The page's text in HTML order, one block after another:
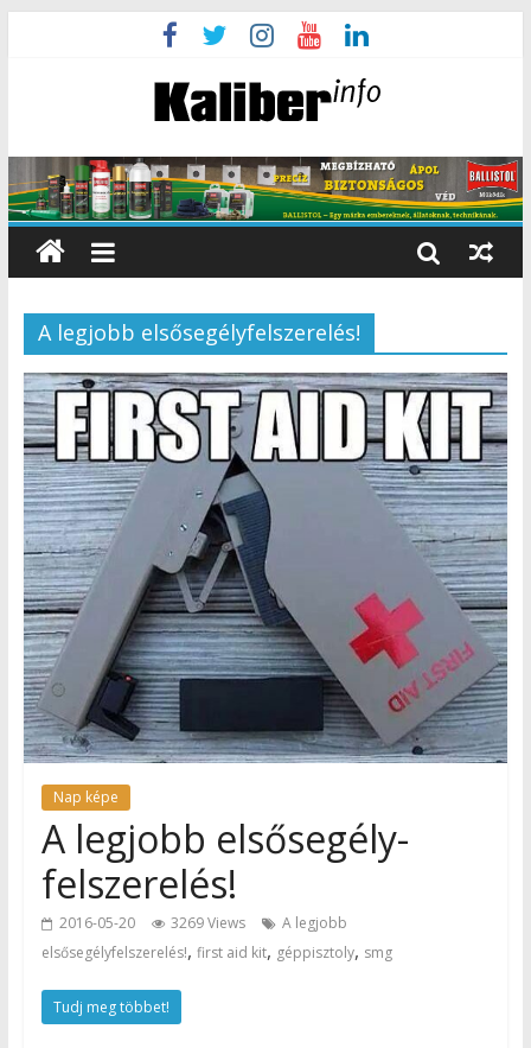
A legjobb elsősegélyfelszerelés!
Nap képe
A legjobb elsősegély-
felszerelés!
2016-05-20 3269 Views
A legjobb
elsősegélyfelszerelés!, first aid kit, géppisztoly, smg
Tudj meg többet!